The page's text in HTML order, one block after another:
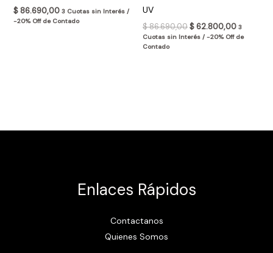
$86.690,00 3 Cuotas sin Interés /
-20% Off de Contado
UV
$86.690,00$62.800,00 3
Cuotas sin Interés / -20% Off de
Contado
Enlaces Rápidos
Contactanos
Quienes Somos